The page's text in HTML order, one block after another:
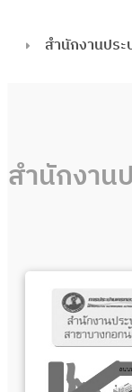
สำนักงานปร
สำนักงาน